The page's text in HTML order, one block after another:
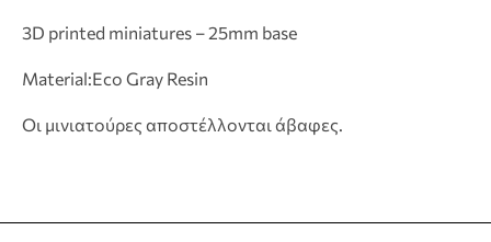
3D printed miniatures – 25mm base
Material:Eco Gray Resin
Οι μινιατούρες αποστέλλονται άβαφες.